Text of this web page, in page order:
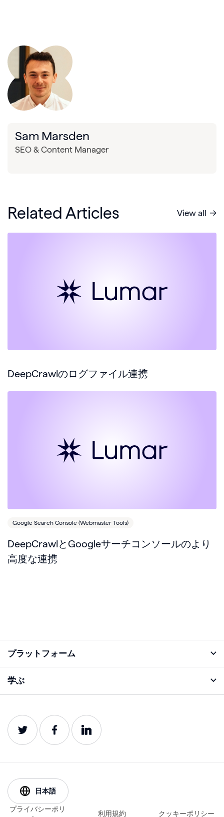
Sam Marsden
SEO & Content Manager
Related Articles View all
DeepCrawlのログファイル連携
Google Search Console (Webmaster Tools)
DeepCrawlとGoogleサーチコンソールのより
高度な連携
プラットフォーム
学ぶ
プロダクトガイド
日本語
プライバシーポリ
利用規約 クッキーポリシー